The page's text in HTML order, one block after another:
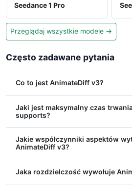
Seedance 1 Pro
Przeglądaj wszystkie modele →
Często zadawane pytania
Co to jest AnimateDiff v3?
Jaki jest maksymalny czas
supports?
Jakie współczynniki aspektów
AnimateDiff v3?
Jaka rozdzielczość wywołuje